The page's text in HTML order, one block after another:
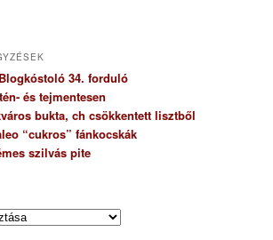
34. forduló
és tejmentesen
bukta, ch csökkentett lisztből
“cukros” fánkocskák
szilvás pite